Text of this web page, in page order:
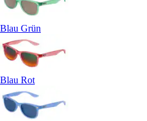
Blau Grün
Blau Rot